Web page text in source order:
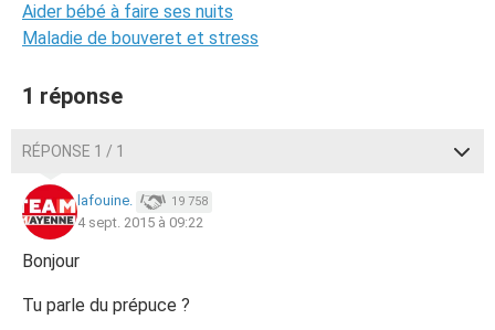
Aider bébé à faire ses nuits
Maladie de bouveret et stress
1 réponse
RÉPONSE 1 / 1
lafouine. 19 758
4 sept. 2015 à 09:22
Bonjour
Tu parle du prépuce ?